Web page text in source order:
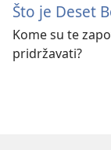
Što je Deset
Kome su te
pridržavati?